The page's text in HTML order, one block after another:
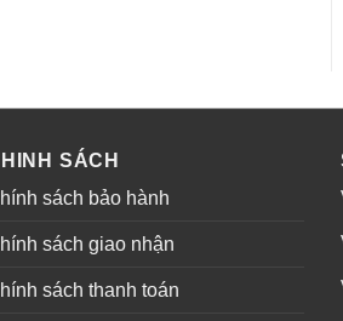
SÁCH
sách bảo hành
sách giao nhận
sách thanh toán